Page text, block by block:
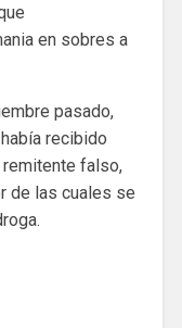
en sobres a
pasado,
recibido
falso,
de las cuales se